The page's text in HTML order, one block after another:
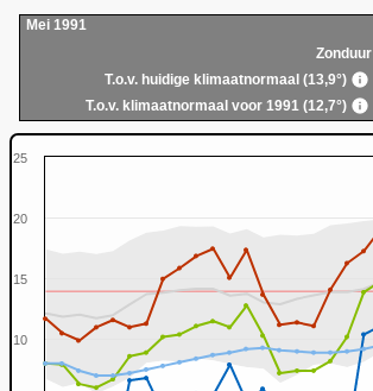
Mei 1991
Zonduur
T.o.v. huidige klimaatnormaal (13,9°)
T.o.v. klimaatnormaal voor 1991 (12,7°)
10
15
20
25